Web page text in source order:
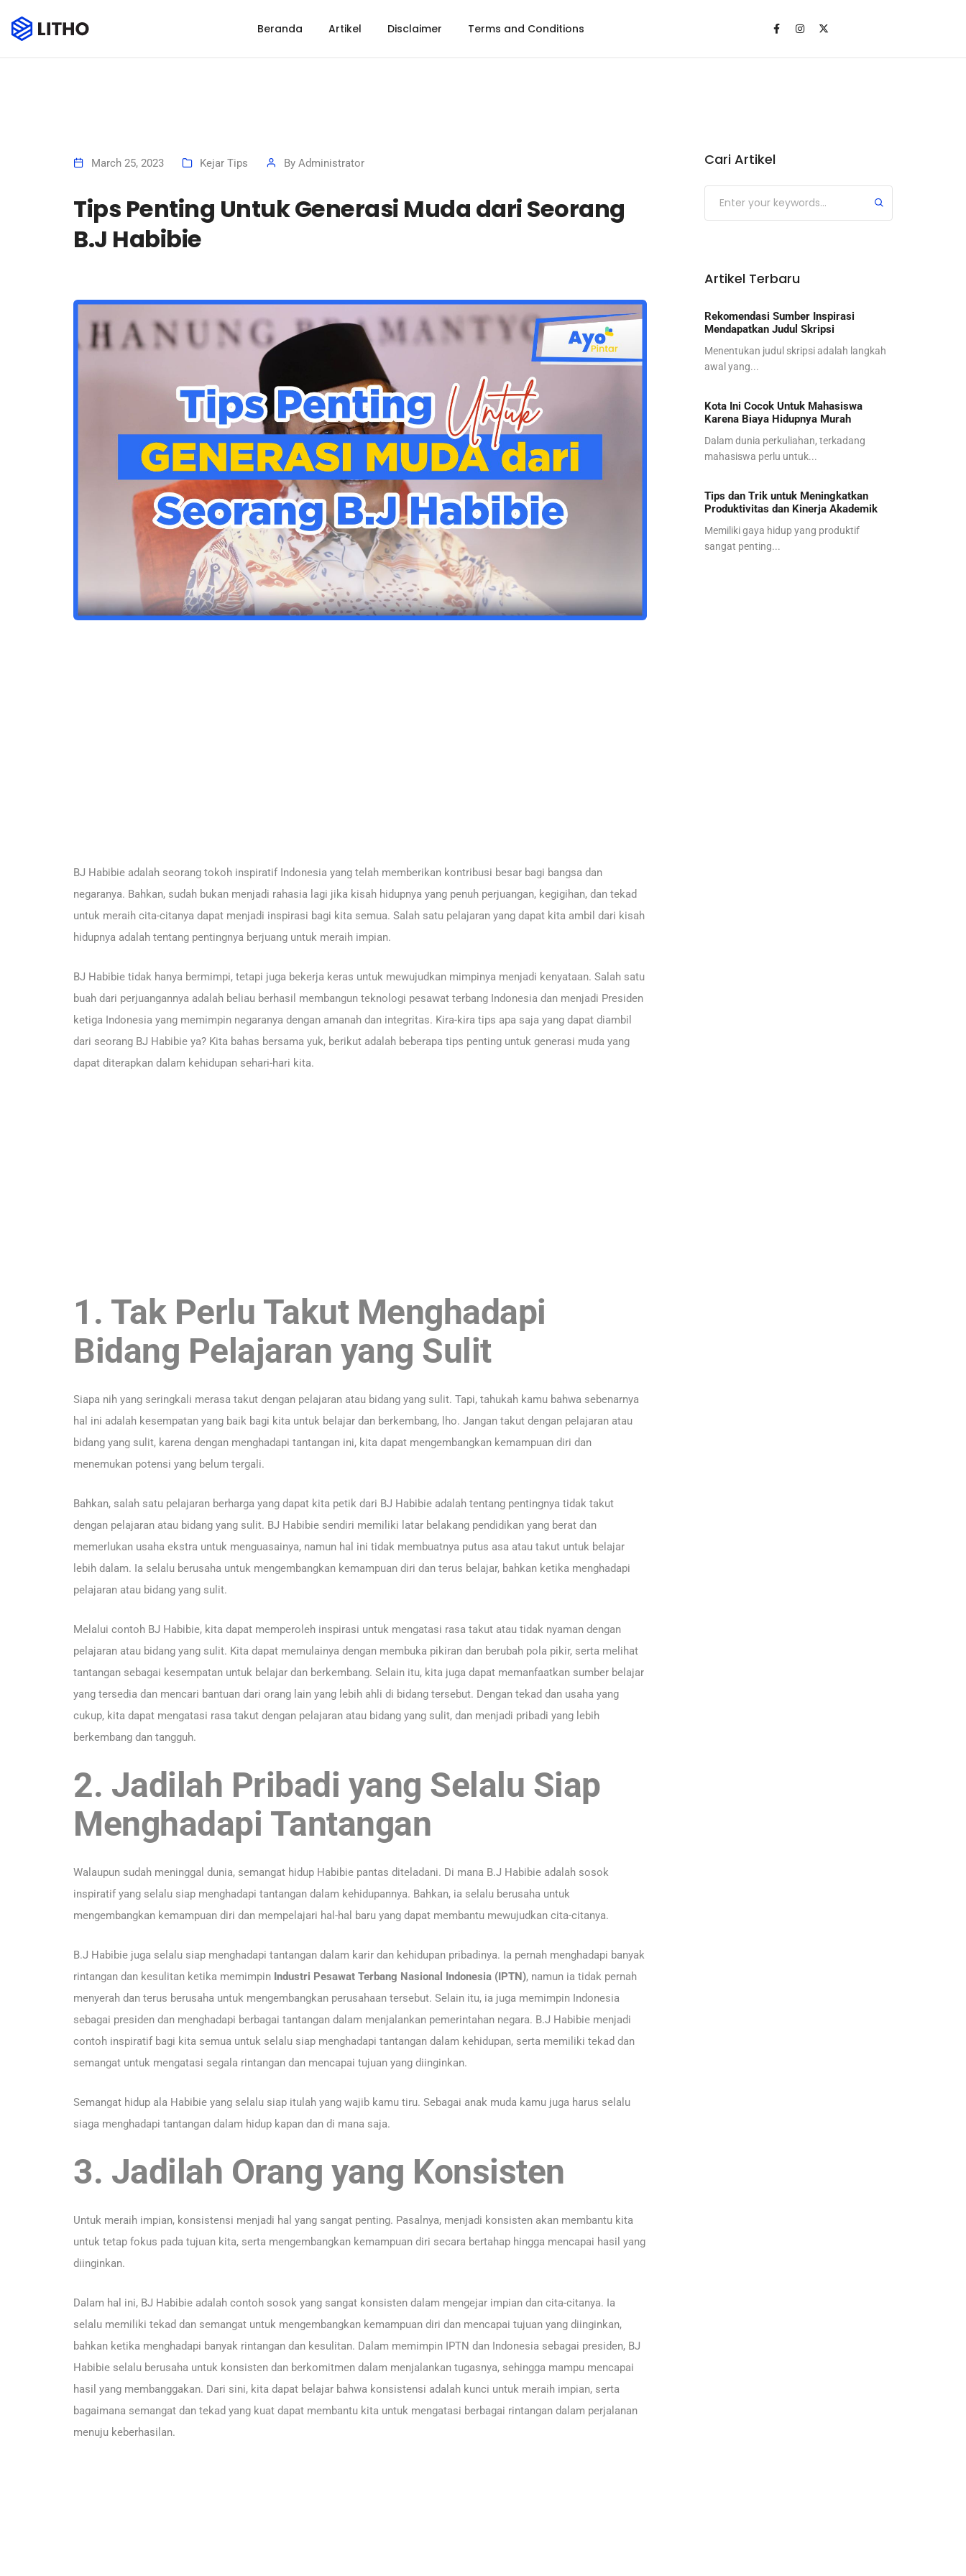
Beranda Artikel Disclaimer Terms and Conditions
March 25, 2023 Kejar Tips By Administrator
Tips Penting Untuk Generasi Muda dari Seorang
B.J Habibie
BJ Habibie adalah seorang tokoh inspiratif Indonesia yang telah memberikan kontribusi besar bagi bangsa dan
negaranya. Bahkan, sudah bukan menjadi rahasia lagi jika kisah hidupnya yang penuh perjuangan, kegigihan, dan tekad
untuk meraih cita-citanya dapat menjadi inspirasi bagi kita semua. Salah satu pelajaran yang dapat kita ambil dari kisah
hidupnya adalah tentang pentingnya berjuang untuk meraih impian.
BJ Habibie tidak hanya bermimpi, tetapi juga bekerja keras untuk mewujudkan mimpinya menjadi kenyataan. Salah satu
buah dari perjuangannya adalah beliau berhasil membangun teknologi pesawat terbang Indonesia dan menjadi Presiden
ketiga Indonesia yang memimpin negaranya dengan amanah dan integritas. Kira-kira tips apa saja yang dapat diambil
dari seorang BJ Habibie ya? Kita bahas bersama yuk, berikut adalah beberapa tips penting untuk generasi muda yang
dapat diterapkan dalam kehidupan sehari-hari kita.
1. Tak Perlu Takut Menghadapi
Bidang Pelajaran yang Sulit
Siapa nih yang seringkali merasa takut dengan pelajaran atau bidang yang sulit. Tapi, tahukah kamu bahwa sebenarnya
hal ini adalah kesempatan yang baik bagi kita untuk belajar dan berkembang, lho. Jangan takut dengan pelajaran atau
bidang yang sulit, karena dengan menghadapi tantangan ini, kita dapat mengembangkan kemampuan diri dan
menemukan potensi yang belum tergali.
Bahkan, salah satu pelajaran berharga yang dapat kita petik dari BJ Habibie adalah tentang pentingnya tidak takut
dengan pelajaran atau bidang yang sulit. BJ Habibie sendiri memiliki latar belakang pendidikan yang berat dan
memerlukan usaha ekstra untuk menguasainya, namun hal ini tidak membuatnya putus asa atau takut untuk belajar
lebih dalam. Ia selalu berusaha untuk mengembangkan kemampuan diri dan terus belajar, bahkan ketika menghadapi
pelajaran atau bidang yang sulit.
Melalui contoh BJ Habibie, kita dapat memperoleh inspirasi untuk mengatasi rasa takut atau tidak nyaman dengan
pelajaran atau bidang yang sulit. Kita dapat memulainya dengan membuka pikiran dan berubah pola pikir, serta melihat
tantangan sebagai kesempatan untuk belajar dan berkembang. Selain itu, kita juga dapat memanfaatkan sumber belajar
yang tersedia dan mencari bantuan dari orang lain yang lebih ahli di bidang tersebut. Dengan tekad dan usaha yang
cukup, kita dapat mengatasi rasa takut dengan pelajaran atau bidang yang sulit, dan menjadi pribadi yang lebih
berkembang dan tangguh.
2. Jadilah Pribadi yang Selalu Siap
Menghadapi Tantangan
Walaupun sudah meninggal dunia, semangat hidup Habibie pantas diteladani. Di mana B.J Habibie adalah sosok
inspiratif yang selalu siap menghadapi tantangan dalam kehidupannya. Bahkan, ia selalu berusaha untuk
mengembangkan kemampuan diri dan mempelajari hal-hal baru yang dapat membantu mewujudkan cita-citanya.
B.J Habibie juga selalu siap menghadapi tantangan dalam karir dan kehidupan pribadinya. Ia pernah menghadapi banyak
rintangan dan kesulitan ketika memimpin Industri Pesawat Terbang Nasional Indonesia (IPTN), namun ia tidak pernah
menyerah dan terus berusaha untuk mengembangkan perusahaan tersebut. Selain itu, ia juga memimpin Indonesia
sebagai presiden dan menghadapi berbagai tantangan dalam menjalankan pemerintahan negara. B.J Habibie menjadi
contoh inspiratif bagi kita semua untuk selalu siap menghadapi tantangan dalam kehidupan, serta memiliki tekad dan
semangat untuk mengatasi segala rintangan dan mencapai tujuan yang diinginkan.
Semangat hidup ala Habibie yang selalu siap itulah yang wajib kamu tiru. Sebagai anak muda kamu juga harus selalu
siaga menghadapi tantangan dalam hidup kapan dan di mana saja.
3. Jadilah Orang yang Konsisten
Untuk meraih impian, konsistensi menjadi hal yang sangat penting. Pasalnya, menjadi konsisten akan membantu kita
untuk tetap fokus pada tujuan kita, serta mengembangkan kemampuan diri secara bertahap hingga mencapai hasil yang
diinginkan.
Dalam hal ini, BJ Habibie adalah contoh sosok yang sangat konsisten dalam mengejar impian dan cita-citanya. Ia
selalu memiliki tekad dan semangat untuk mengembangkan kemampuan diri dan mencapai tujuan yang diinginkan,
bahkan ketika menghadapi banyak rintangan dan kesulitan. Dalam memimpin IPTN dan Indonesia sebagai presiden, BJ
Habibie selalu berusaha untuk konsisten dan berkomitmen dalam menjalankan tugasnya, sehingga mampu mencapai
hasil yang membanggakan. Dari sini, kita dapat belajar bahwa konsistensi adalah kunci untuk meraih impian, serta
bagaimana semangat dan tekad yang kuat dapat membantu kita untuk mengatasi berbagai rintangan dalam perjalanan
menuju keberhasilan.
Cari Artikel
Artikel Terbaru
Rekomendasi Sumber Inspirasi
Mendapatkan Judul Skripsi
Menentukan judul skripsi adalah langkah
awal yang...
Kota Ini Cocok Untuk Mahasiswa
Karena Biaya Hidupnya Murah
Dalam dunia perkuliahan, terkadang
mahasiswa perlu untuk...
Tips dan Trik untuk Meningkatkan
Produktivitas dan Kinerja Akademik
Memiliki gaya hidup yang produktif
sangat penting...